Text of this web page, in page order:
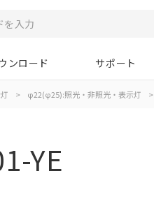
ンロード サポート
> φ22(φ25):照光・非照光・表示灯 >
YE